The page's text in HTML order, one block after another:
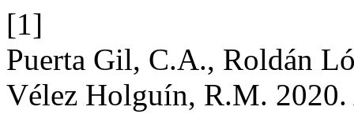
[1]
Puerta Gil, C.A., Roldán
Vélez Holguín, R.M. 2020.